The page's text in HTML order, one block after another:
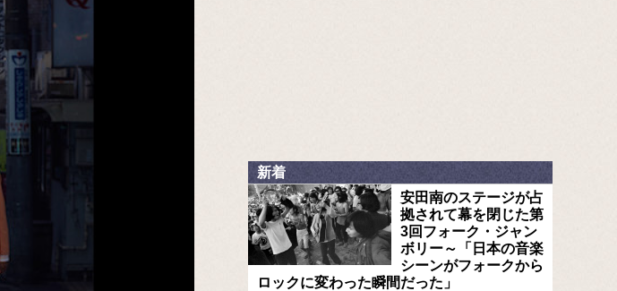
新着
安田南のステージが占
拠されて幕を閉じた第
3回フォーク・ジャン
ボリー～「日本の音楽
シーンがフォークから
ロックに変わった瞬間だった」